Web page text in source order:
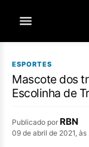
ESPORTES
Mascote dos
Escolinha de
Publicado por RBN
09 de abril de 2021,